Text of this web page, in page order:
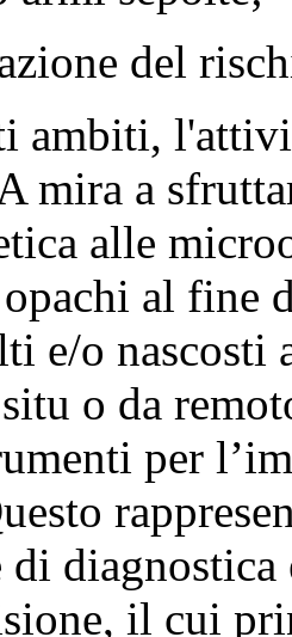
del
ambiti,
mira a
alle
al fine
e/o nascosti
o da
per
il cui